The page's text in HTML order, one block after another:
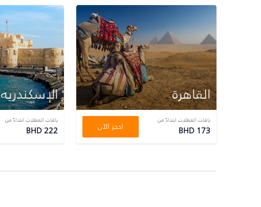
القاهرة
باقات العطلات ابتداءً من
BHD 173 احجز الآن
الإسكندريه
باقات العطلات ابتداءً من
BHD 222